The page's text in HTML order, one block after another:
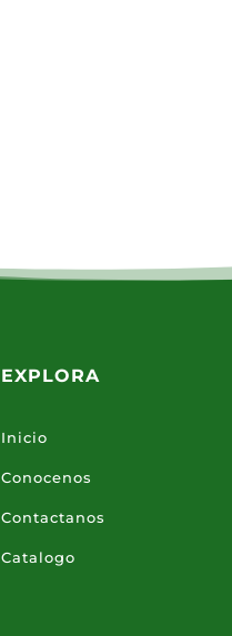
EXPLORA
Inicio
Conocenos
Contactanos
Catalogo